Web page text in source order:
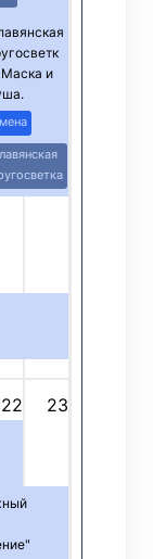
и
22 23